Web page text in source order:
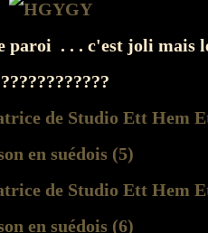
paroi . . . c'est joli mais